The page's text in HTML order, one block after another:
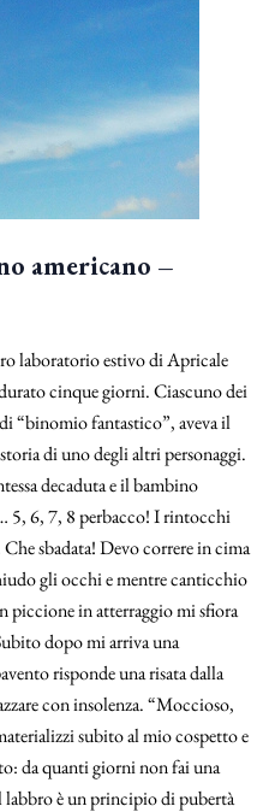
americano –
laboratorio estivo di Apricale
cinque giorni. Ciascuno dei
“binomio fantastico”, aveva il
di uno degli altri personaggi.
decaduta e il bambino
5, 6, 7, 8 perbacco! I rintocchi
sbadata! Devo correre in cima
gli occhi e mentre canticchio
piccione in atterraggio mi sfiora
dopo mi arriva una
risponde una risata dalla
con insolenza. “Moccioso,
subito al mio cospetto e
da quanti giorni non fai una
labbro è un principio di pubertà